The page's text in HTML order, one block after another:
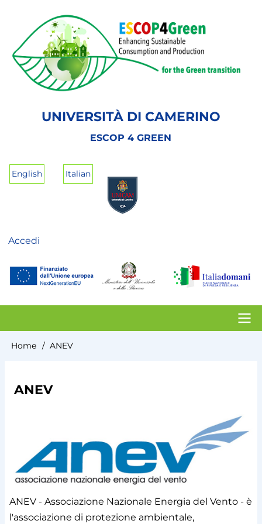
contenuto
principale
UNIVERSITÀ DI CAMERINO
ESCOP 4 GREEN
English Italian
User
account
menu
Accedi
Contacts
Briciole
pane
Home ANEV
ANEV
ANEV - Associazione Nazionale Energia del Vento - è
l'associazione di protezione ambientale,